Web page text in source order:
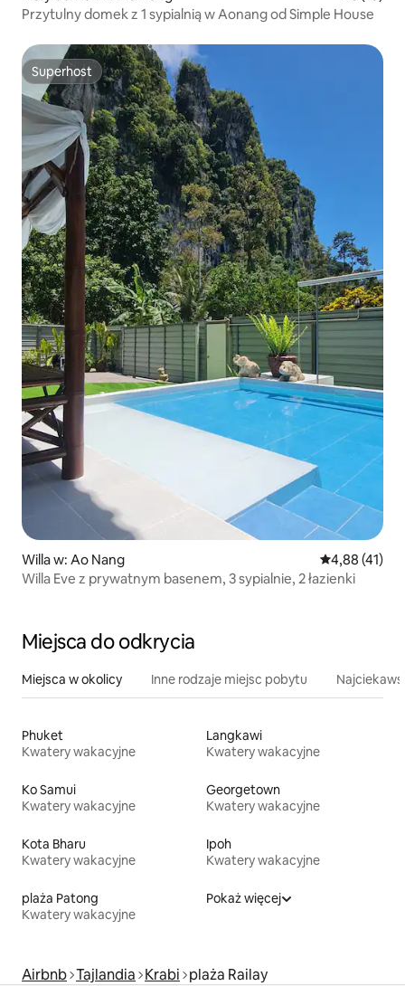
Przytulny domek z 1 sypialnią w Aonang od Simple House
Superhost
Superhost
Willa w: Ao Nang Średnia
4,88 (41)
Willa Eve z prywatnym basenem, 3 sypialnie, 2 łazienki
Miejsca do odkrycia
Miejsca w okolicy Inne rodzaje miejsc pobytu
Phuket
Kwatery wakacyjne
Langkawi
Kwatery wakacyjne
Ko Samui
Kwatery wakacyjne
Georgetown
Kwatery wakacyjne
Kota Bharu
Kwatery wakacyjne
Ipoh
Kwatery wakacyjne
plaża Patong
Kwatery wakacyjne
Pokaż więcej
Airbnb Tajlandia Krabi plaża Railay